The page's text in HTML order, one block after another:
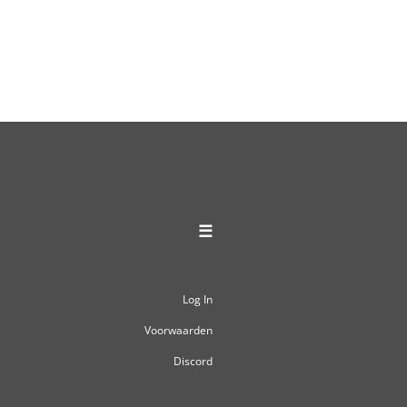
☰
Log In
Voorwaarden
Discord